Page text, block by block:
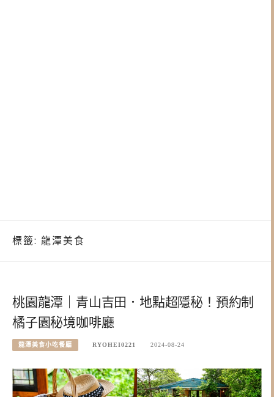
標籤: 龍潭美食
桃園龍潭｜青山吉田．地點超隱秘！預約制
橘子園秘境咖啡廳
龍潭美食小吃餐廳 RYOHEI0221 2024-08-24